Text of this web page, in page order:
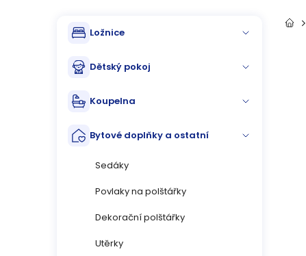
kategorieLožnice
Dětský pokoj
Koupelna
Bytové doplňky a ostatní
Sedáky
Povlaky na polštářky
Dekorační polštářky
Utěrky
Domů